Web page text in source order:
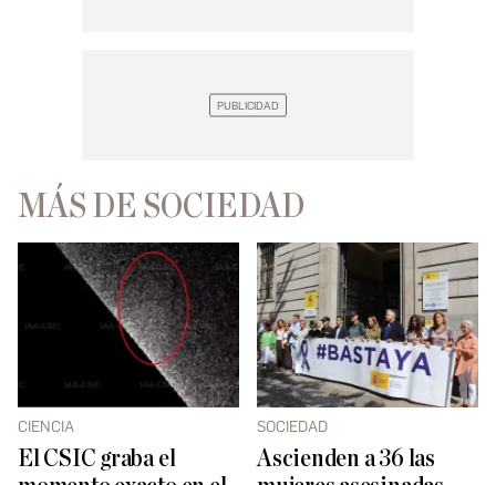
MÁS DE SOCIEDAD
CIENCIA
El CSIC graba el
SOCIEDAD
Ascienden a 36 las